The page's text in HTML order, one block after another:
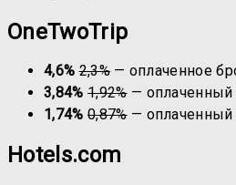
OneTwoTrip
4,6% 2,3%— оплаченное
3,84% 1,92%— оплаченный
1,74% 0,87%— оплаченный
Hotels.com